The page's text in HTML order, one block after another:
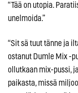
“Tää on utopia.
unelmoida.”
“Sit sä tuut tänne ja
ostanut Dumle Mix -
ollutkaan mix-pussi,
paikasta, missä